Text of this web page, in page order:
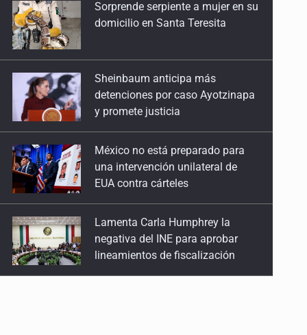
27 de Julio de 2026
Quinto Patio
25 de Julio de 2026
Quinto Patio
Quinto Patio
23 de Julio de 2026
Quinto Patio
22 de Julio de 2026
Sheinbaum anticipa más
detenciones por caso Ayotzinapa
México no está preparado para
una intervención unilateral de
EUA contra cárteles
Lamenta Carla Humphrey la
negativa del INE para aprobar
lineamientos de fiscalización
Resalta Fujimori restablecimiento
de relaciones con México